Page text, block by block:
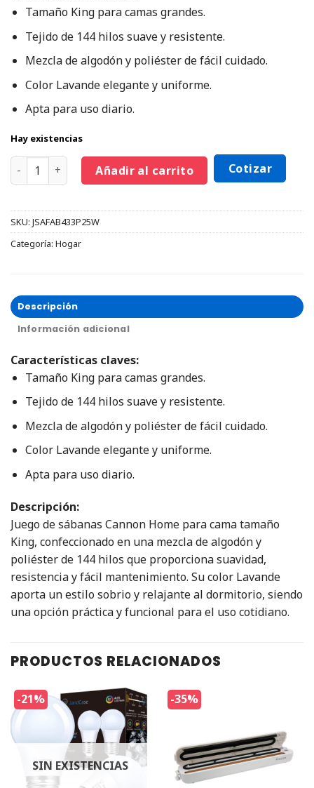
Tamaño King para camas grandes.
Tejido de 144 hilos suave y resistente.
Mezcla de algodón y poliéster de fácil cuidado.
Color Lavande elegante y uniforme.
Apta para uso diario.
Hay existencias
Añadir al carrito Cotizar
SKU: JSAFAB433P25W
Categoría: Hogar
Descripción
Información adicional
Características claves:
Tamaño King para camas grandes.
Tejido de 144 hilos suave y resistente.
Mezcla de algodón y poliéster de fácil cuidado.
Color Lavande elegante y uniforme.
Apta para uso diario.
Descripción:
Juego de sábanas Cannon Home para cama tamaño
King, confeccionado en una mezcla de algodón y
poliéster de 144 hilos que proporciona suavidad,
resistencia y fácil mantenimiento. Su color Lavande
aporta un estilo sobrio y relajante al dormitorio, siendo
una opción práctica y funcional para el uso cotidiano.
PRODUCTOS RELACIONADOS
-21%
SIN EXISTENCIAS
-35%